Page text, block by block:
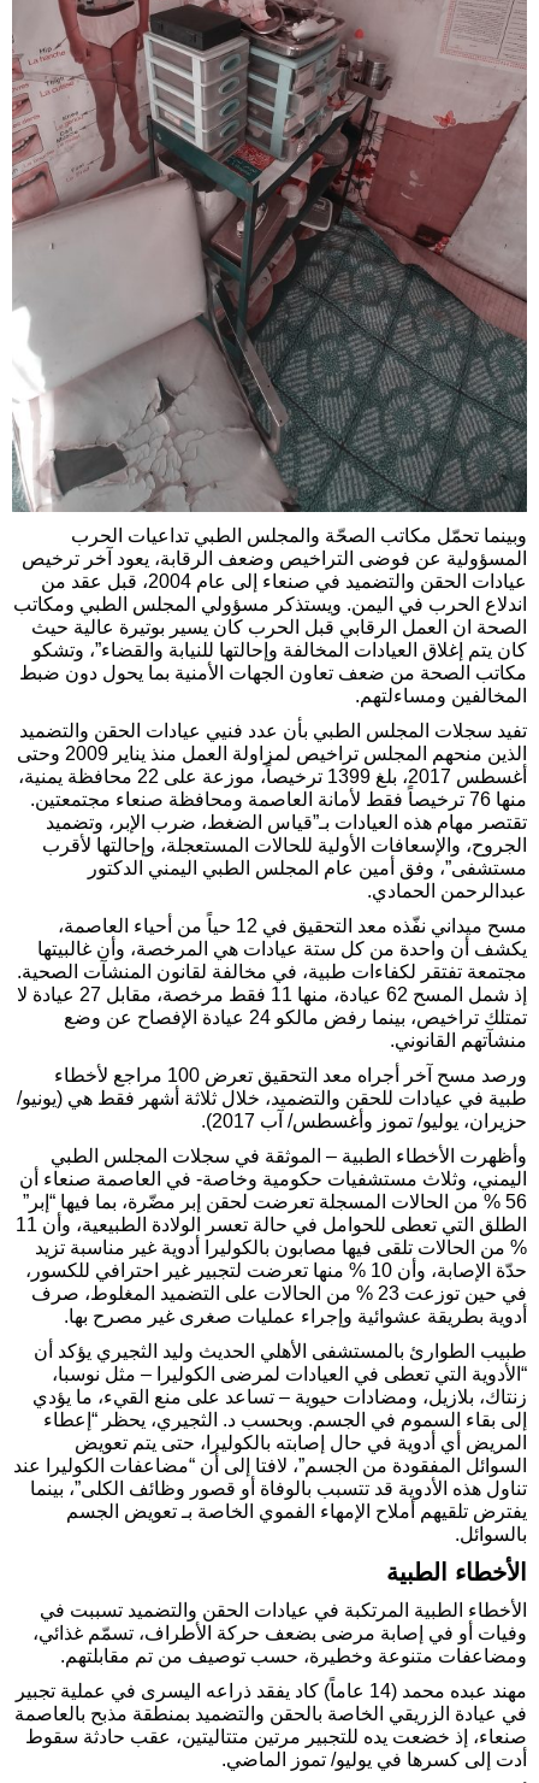
وبينما تحمّل مكاتب الصحّة والمجلس الطبي تداعيات الحرب
المسؤولية عن فوضى التراخيص وضعف الرقابة، يعود آخر ترخيص
عيادات الحقن والتضميد في صنعاء إلى عام 2004، قبل عقد من
اندلاع الحرب في اليمن. ويستذكر مسؤولي المجلس الطبي ومكاتب
الصحة ان العمل الرقابي قبل الحرب كان يسير بوتيرة عالية حيث
كان يتم إغلاق العيادات المخالفة وإحالتها للنيابة والقضاء”، وتشكو
مكاتب الصحة من ضعف تعاون الجهات الأمنية بما يحول دون ضبط
المخالفين ومساءلتهم.
تفيد سجلات المجلس الطبي بأن عدد فنيي عيادات الحقن والتضميد
الذين منحهم المجلس تراخيص لمزاولة العمل منذ يناير 2009 وحتى
أغسطس 2017، بلغ 1399 ترخيصاً، موزعة على 22 محافظة يمنية،
منها 76 ترخيصاً فقط لأمانة العاصمة ومحافظة صنعاء مجتمعتين.
تقتصر مهام هذه العيادات بـ”قياس الضغط، ضرب الإبر، وتضميد
الجروح، والإسعافات الأولية للحالات المستعجلة، وإحالتها لأقرب
مستشفى”، وفق أمين عام المجلس الطبي اليمني الدكتور
عبدالرحمن الحمادي.
مسح ميداني نفّذه معد التحقيق في 12 حياً من أحياء العاصمة،
يكشف أن واحدة من كل ستة عيادات هي المرخصة، وأن غالبيتها
مجتمعة تفتقر لكفاءات طبية، في مخالفة لقانون المنشآت الصحية.
إذ شمل المسح 62 عيادة، منها 11 فقط مرخصة، مقابل 27 عيادة لا
تمتلك تراخيص، بينما رفض مالكو 24 عيادة الإفصاح عن وضع
منشآتهم القانوني.
ورصد مسح آخر أجراه معد التحقيق تعرض 100 مراجع لأخطاء
طبية في عيادات للحقن والتضميد، خلال ثلاثة أشهر فقط هي (يونيو/
حزيران، يوليو/ تموز وأغسطس/ آب 2017).
وأظهرت الأخطاء الطبية – الموثقة في سجلات المجلس الطبي
اليمني، وثلاث مستشفيات حكومية وخاصة- في العاصمة صنعاء أن
56 % من الحالات المسجلة تعرضت لحقن إبر مضّرة، بما فيها “إبر”
الطلق التي تعطى للحوامل في حالة تعسر الولادة الطبيعية، وأن 11
% من الحالات تلقى فيها مصابون بالكوليرا أدوية غير مناسبة تزيد
حدّة الإصابة، وأن 10 % منها تعرضت لتجبير غير احترافي للكسور،
في حين توزعت 23 % من الحالات على التضميد المغلوط، صرف
أدوية بطريقة عشوائية وإجراء عمليات صغرى غير مصرح بها.
طبيب الطوارئ بالمستشفى الأهلي الحديث وليد الثجيري يؤكد أن
“الأدوية التي تعطى في العيادات لمرضى الكوليرا – مثل نوسبا،
زنتاك، بلازيل، ومضادات حيوية – تساعد على منع القيء، ما يؤدي
إلى بقاء السموم في الجسم. وبحسب د. الثجيري، يحظر “إعطاء
المريض أي أدوية في حال إصابته بالكوليرا، حتى يتم تعويض
السوائل المفقودة من الجسم”، لافتا إلى أن “مضاعفات الكوليرا عند
تناول هذه الأدوية قد تتسبب بالوفاة أو قصور وظائف الكلى”، بينما
يفترض تلقيهم أملاح الإمهاء الفموي الخاصة بـ تعويض الجسم
بالسوائل.
الأخطاء الطبية
الأخطاء الطبية المرتكبة في عيادات الحقن والتضميد تسببت في
وفيات أو في إصابة مرضى بضعف حركة الأطراف، تسمّم غذائي،
ومضاعفات متنوعة وخطيرة، حسب توصيف من تم مقابلتهم.
مهند عبده محمد (14 عاماً) كاد يفقد ذراعه اليسرى في عملية تجبير
في عيادة الزريقي الخاصة بالحقن والتضميد بمنطقة مذبح بالعاصمة
صنعاء، إذ خضعت يده للتجبير مرتين متتاليتين، عقب حادثة سقوط
أدت إلى كسرها في يوليو/ تموز الماضي.